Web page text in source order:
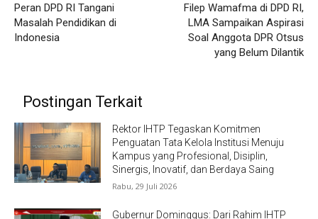
Peran DPD RI Tangani
Masalah Pendidikan di
Indonesia
Filep Wamafma di DPD RI,
LMA Sampaikan Aspirasi
Soal Anggota DPR Otsus
yang Belum Dilantik
Postingan Terkait
Rektor IHTP Tegaskan Komitmen
Penguatan Tata Kelola Institusi Menuju
Kampus yang Profesional, Disiplin,
Sinergis, Inovatif, dan Berdaya Saing
Rabu, 29 Juli 2026
Gubernur Dominggus: Dari Rahim IHTP